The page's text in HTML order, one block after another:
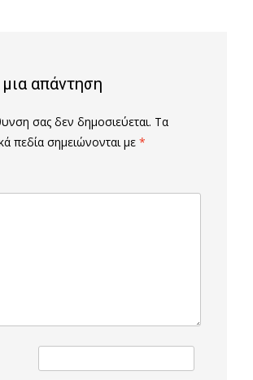
απάντηση
σας δεν δημοσιεύεται. Τα
πεδία σημειώνονται με *